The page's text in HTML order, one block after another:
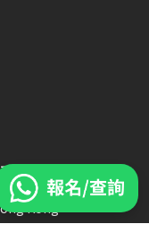
大廈 1/F, A及D室
No. 108-110 King
Kong